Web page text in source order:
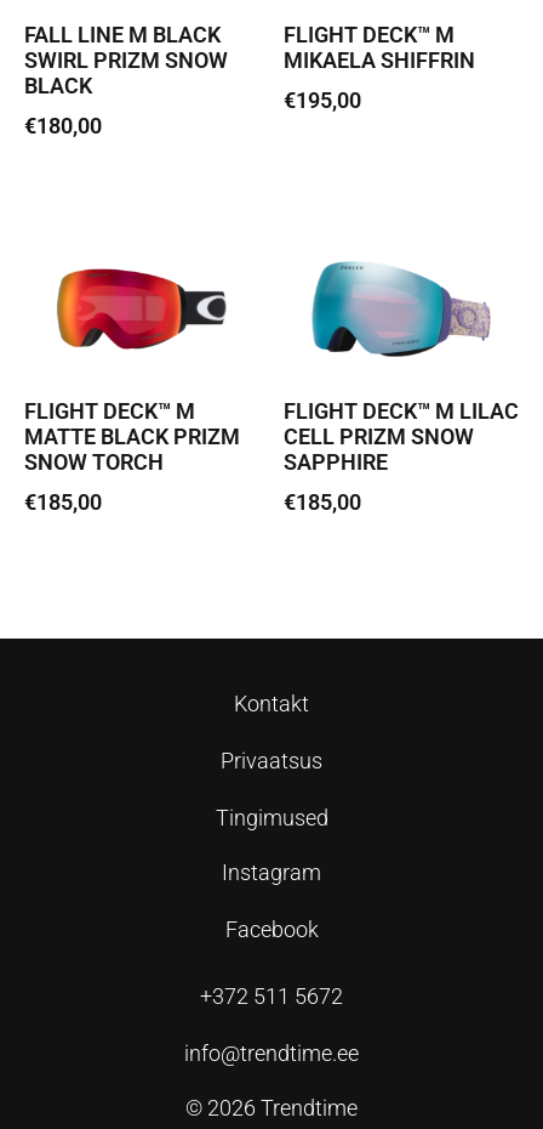
FALL LINE M BLACK
SWIRL PRIZM SNOW
BLACK
€180,00
FLIGHT DECK™ M
MIKAELA SHIFFRIN
€195,00
FLIGHT DECK™ M
MATTE BLACK PRIZM
SNOW TORCH
€185,00
FLIGHT DECK™ M LILAC
CELL PRIZM SNOW
SAPPHIRE
€185,00
Kontakt
Privaatsus
Tingimused
Instagram
Facebook
+372 511 5672
info@trendtime.ee
© 2026 Trendtime